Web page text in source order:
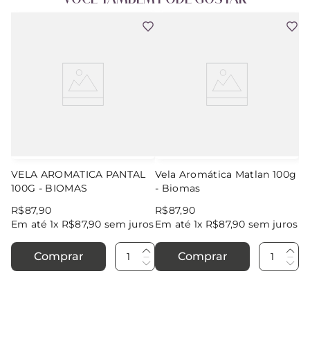
VELA AROMATICA PANTAL
100G - BIOMAS
R$87,90
Em até 1x R$87,90 sem juros
Comprar
Vela Aromática Matlan 100g
- Biomas
R$87,90
Em até 1x R$87,90 sem juros
Comprar